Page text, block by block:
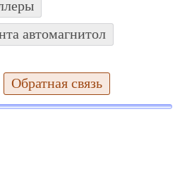
автомагнитол
Обратная связь